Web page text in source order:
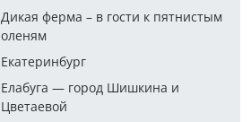
Дикая ферма – в гости к пятнистым
оленям
Екатеринбург
Елабуга — город Шишкина и
Цветаевой